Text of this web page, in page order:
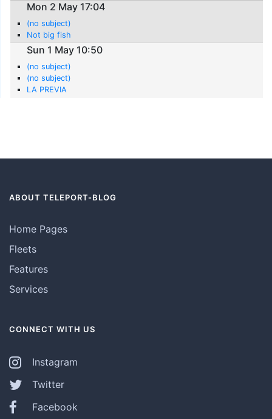
Mon 2 May 17:04
(no subject)
Not big fish
Sun 1 May 10:50
(no subject)
(no subject)
LA PREVIA
ABOUT TELEPORT-BLOG
Home Pages
Fleets
Features
Services
CONNECT WITH US
Instagram
Twitter
Facebook